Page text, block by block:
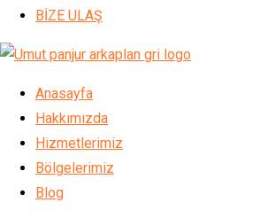
BİZE ULAŞ
Anasayfa
Hakkımızda
Hizmetlerimiz
Bölgelerimiz
Blog